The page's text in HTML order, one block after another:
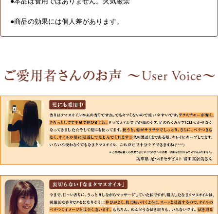
●商品の効果には個人差があります。